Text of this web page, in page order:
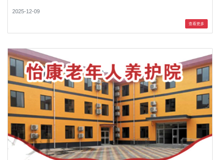
2025-12-09
查看更多